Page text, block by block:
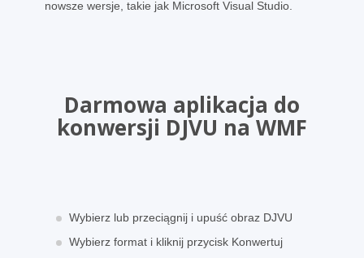
nowsze wersje, takie jak Microsoft Visual Studio.
Darmowa aplikacja do
konwersji DJVU na WMF
Wybierz lub przeciągnij i upuść obraz DJVU
Wybierz format i kliknij przycisk Konwertuj